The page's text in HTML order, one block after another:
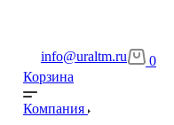
info@uraltm.ru
0
Корзина
Компания